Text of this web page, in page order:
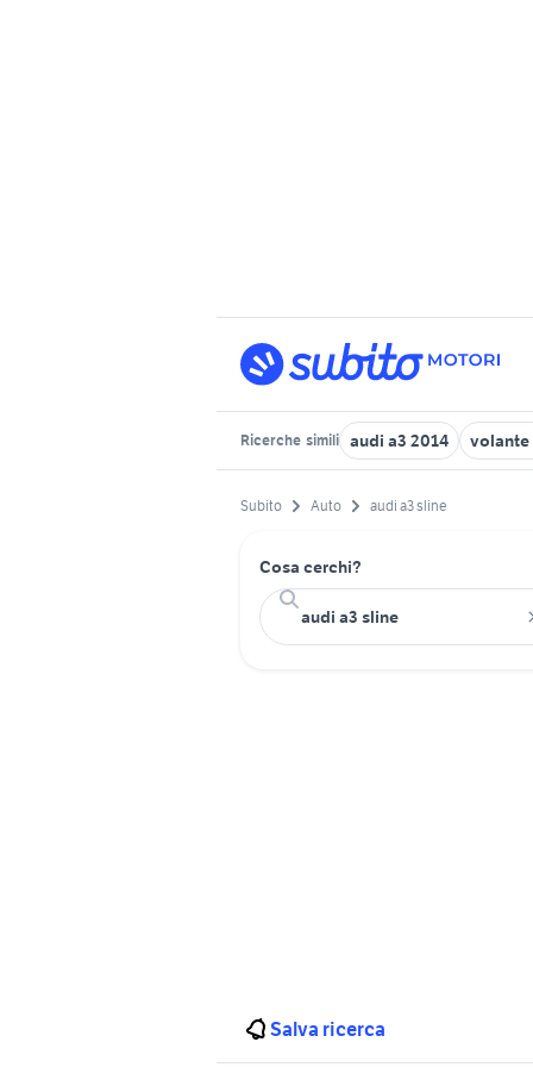
Ricerche simili audi a3 2014 volante
Subito Auto audi a3 sline
Cosa cerchi?
Salva ricerca